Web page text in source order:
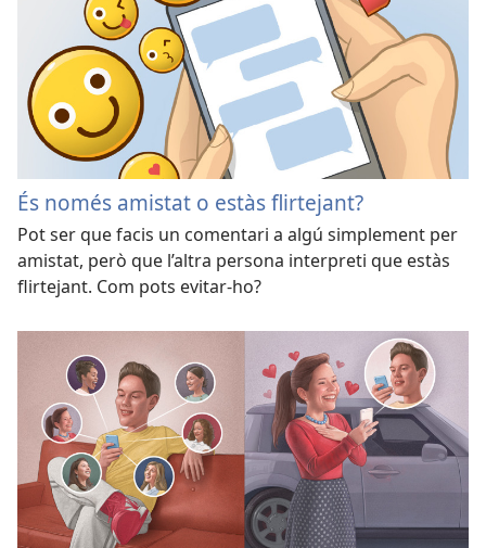
És només amistat o estàs flirtejant?
Pot ser que facis un comentari a algú simplement per
amistat, però que l’altra persona interpreti que estàs
flirtejant. Com pots evitar-ho?